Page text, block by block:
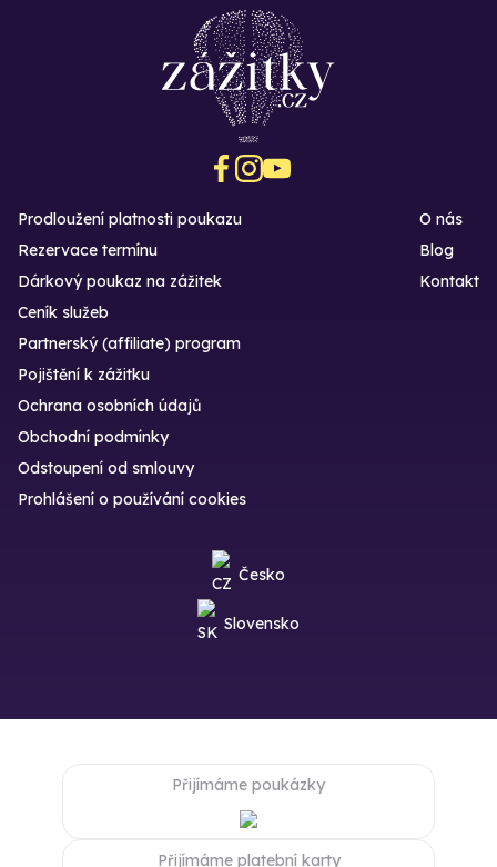
Prodloužení platnosti poukazu
Rezervace termínu
Dárkový poukaz na zážitek
O nás
Blog
Kontakt
Ceník služeb
Partnerský (affiliate) program
Pojištění k zážitku
Ochrana osobních údajů
Obchodní podmínky
Odstoupení od smlouvy
Prohlášení o používání cookies
Česko
Slovensko
Přijímáme poukázky
Přijímáme platební karty